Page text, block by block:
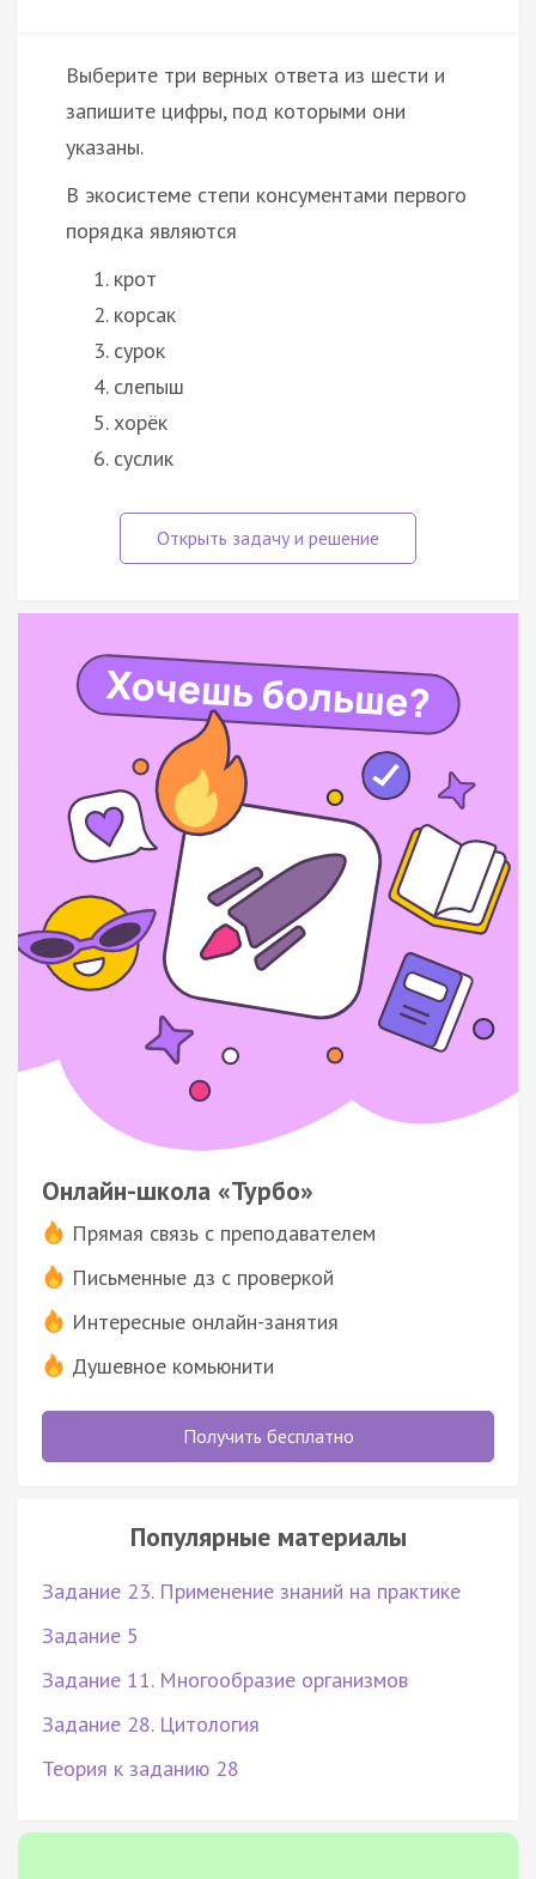
Выберите три верных ответа из шести и
запишите цифры, под которыми они
указаны.
В экосистеме степи консументами первого
порядка являются
крот
корсак
сурок
слепыш
хорёк
суслик
Онлайн-школа «Турбо»
Прямая связь с преподавателем
Письменные дз с проверкой
Интересные онлайн-занятия
Душевное комьюнити
Получить бесплатно
Популярные материалы
Задание 23. Применение знаний на практике
Задание 5
Задание 11. Многообразие организмов
Задание 28. Цитология
Теория к заданию 28